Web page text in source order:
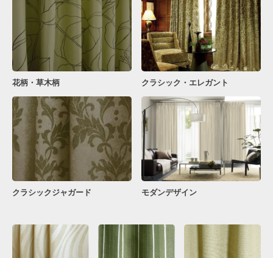
花柄・草木柄 クラシック・エレガント
クラシックジャガード モダンデザイン